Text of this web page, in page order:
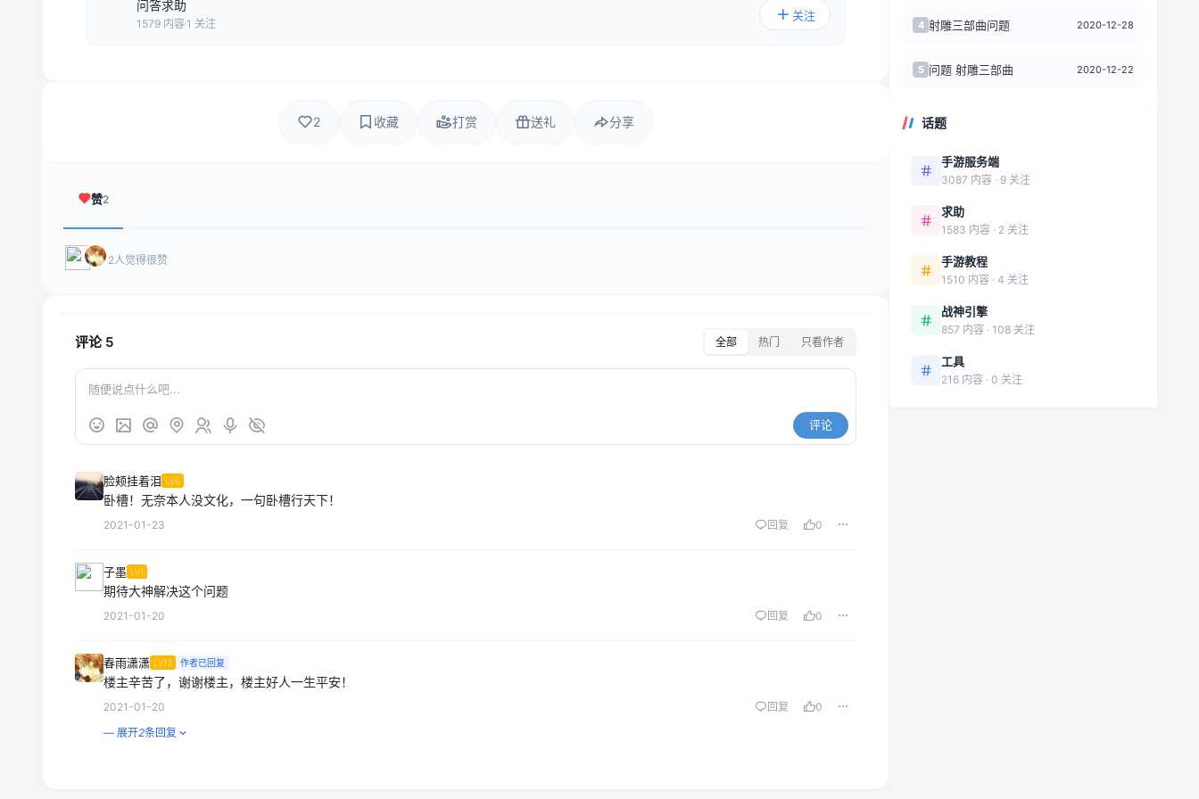
问答求助
1579 内容 1 关注
关注
2 收藏 打赏 送礼 分享
赞2
2人觉得很赞
评论 5 全部 热门 只看作者
评论
脸颊挂着泪 LV6
卧槽！无奈本人没文化，一句卧槽行天下！
2021-01-23 回复 0
子墨 LV1
期待大神解决这个问题
2021-01-20 回复 0
春雨潇潇 LV12 作者已回复
楼主辛苦了，谢谢楼主，楼主好人一生平安！
2021-01-20 回复
0
— 展开2条回复
4 射雕三部曲问题 2020-12-28
5 问题 射雕三部曲 2020-12-22
话题
手游服务端
3087 内容 · 9 关注
求助
1583 内容 · 2 关注
手游教程
1510 内容 · 4 关注
战神引擎
857 内容 · 108 关注
工具
216 内容 · 0 关注